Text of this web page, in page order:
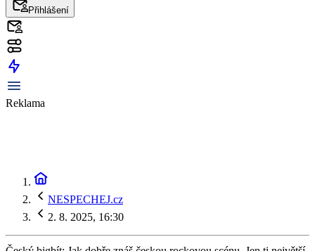
Přihlášení
Reklama
NESPECHEJ.cz
2. 8. 2025, 16:30